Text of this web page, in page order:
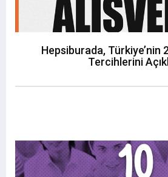
Hepsiburada, Türkiye’nin
Tercihlerini